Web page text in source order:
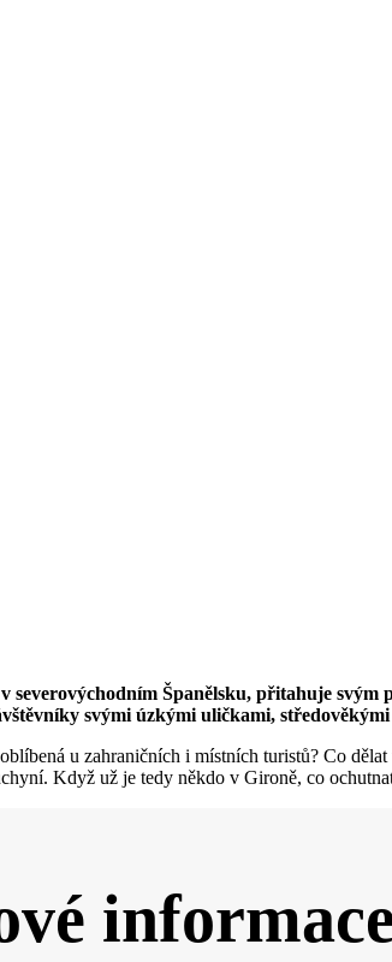
severovýchodním Španělsku, přitahuje
svými úzkými uličkami,
u zahraničních i místních turistů? Co
Když už je tedy někdo v Gironě, co